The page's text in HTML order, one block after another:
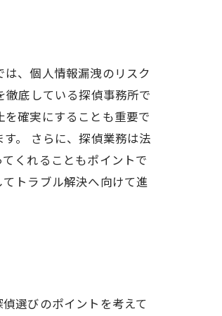
、個人情報漏洩のリスク
底している探偵事務所で
確実にすることも重要で
。 さらに、探偵業務は法
くれることもポイントで
トラブル解決へ向けて進
選びのポイントを考えて